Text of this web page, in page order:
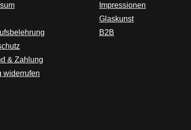
Link)Link)
Tab (externer Link)
Link)
& Zahlung
widerrufen
Impressionen
Glaskunst
B2B